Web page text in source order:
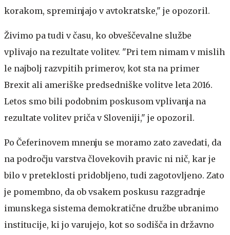
korakom, spreminjajo v avtokratske," je opozoril.
Živimo pa tudi v času, ko obveščevalne službe
vplivajo na rezultate volitev. "Pri tem nimam v mislih
le najbolj razvpitih primerov, kot sta na primer
Brexit ali ameriške predsedniške volitve leta 2016.
Letos smo bili podobnim poskusom vplivanja na
rezultate volitev priča v Sloveniji," je opozoril.
Po Čeferinovem mnenju se moramo zato zavedati, da
na področju varstva človekovih pravic ni nič, kar je
bilo v preteklosti pridobljeno, tudi zagotovljeno. Zato
je pomembno, da ob vsakem poskusu razgradnje
imunskega sistema demokratične družbe ubranimo
institucije, ki jo varujejo, kot so sodišča in državno